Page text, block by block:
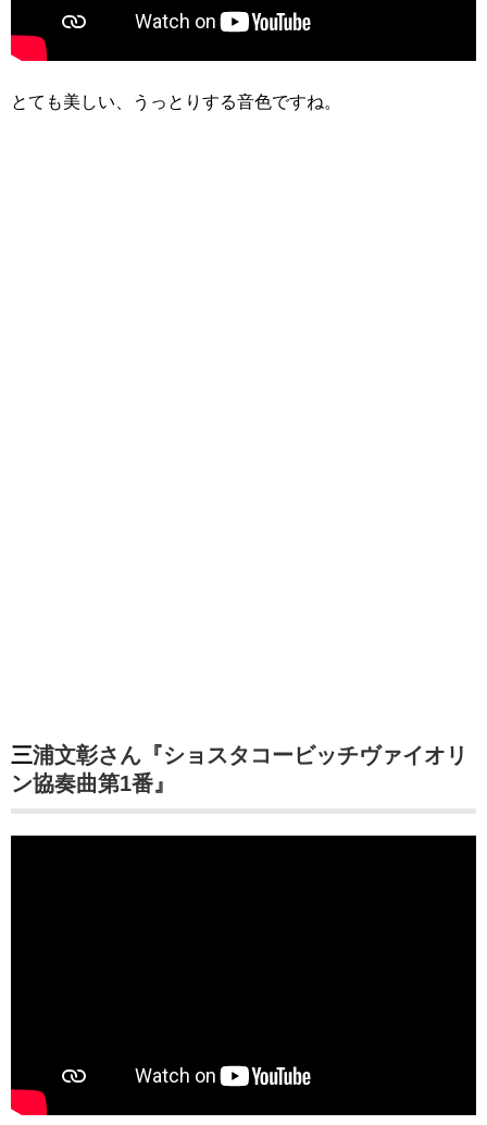
とても美しい、うっとりする音色ですね。
三浦文彰さん『ショスタコービッチヴァイオリ
ン協奏曲第1番』